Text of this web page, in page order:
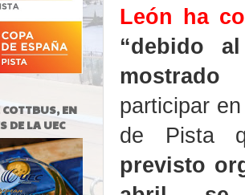
León ha
“debido
participar
de Pista
previsto
COTTBUS, EN
DE LA UEC